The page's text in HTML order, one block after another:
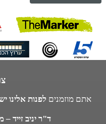
אתם מוזמנים לפנות אלינו
ד"ר יניב זייד –